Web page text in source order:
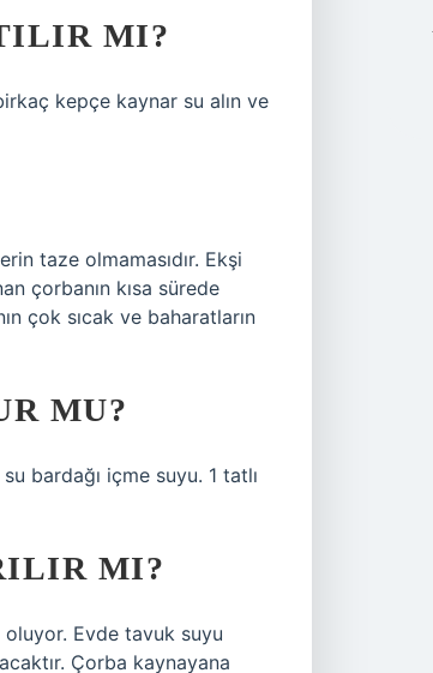
MI?
kepçe kaynar su alın ve
taze olmamasıdır. Ekşi
çorbanın kısa sürede
çok sıcak ve baharatların
MU?
bardağı içme suyu. 1 tatlı
MI?
Evde tavuk suyu
Çorba kaynayana